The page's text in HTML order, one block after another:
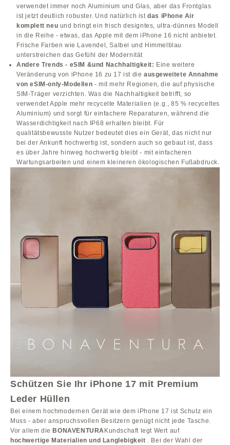
verwendet immer noch Aluminium und Glas, aber das Frontglas
ist jetzt deutlich robuster. Und natürlich istdas iPhone Air
komplett neu und bringt ein frisch designtes, ultra-dünnes Modell
in die Reihe - etwas, das Apple mit dem iPhone 16 nicht anbietet.
Frische Farben wie Lavendel, Salbei und Himmelblau
unterstreichen das Gefühl der Modernität
Andere Trends - eSIM &und Nachhaltigkeit: Eine weitere
Veränderung von iPhone 16 zu 17 ist dieausgeweitete Annahme
von eSIM-only-Modellen - mit mehr Regionen, die auf physische
SIM-Träger verzichten. Was die Nachhaltigkeit betrifft, so
verwendet Apple mehr recycelte Materialien (e.g., 85 % recyceltes
Aluminium) und sorgt für einfachere Reparaturen, während die
Wasserdichtigkeit nach IP68 erhalten bleibt. Für
qualitätsbewusste Nutzer bedeutet dies ein Gerät, das nicht nur
bei der Ankunft hochwertig ist, sondern auch so gebaut ist, dass
es über Jahre hinweg hochwertig bleibt - mit einfacheren
Wartungsarbeiten und einem kleineren ökologischen Fußabdruck.
Schützen Sie Ihr iPhone 17 mit Premium
Leder Hüllen
Bei einem hochmodernen Gerät wie dem iPhone 17 ist Schutz ein
Muss - aber anspruchsvollen Besitzern genügt nicht jede Tasche.
Vor allem die BONAVENTURA Kundschaft legt Wert auf
hochwertige Materialien und Langlebigkeit . Bei der Wahl der